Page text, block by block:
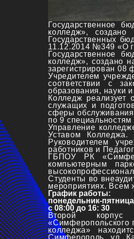
Государственное
колледж»,
Государственных
11.12.2014 №349 «О
Государственное
колледж», создано
зарегистрирован 08
Учредителем
соответствии с
образования, науки
Колледж реализует
служащих и
сферы
по 9
Управление
Уставом Колледжа.
Руководителем
работников и
ГБПОУ РК
компьютерным
Студенты во
мероприятиях. Всем
График работы:
понедельник-пятница
с 08:00 до 16: 30
Второй
«Симферопольского
колледжа»
Симферополь, ул.